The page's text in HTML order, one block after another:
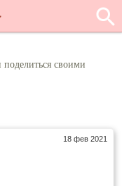
поделиться своими
18 фев 2021